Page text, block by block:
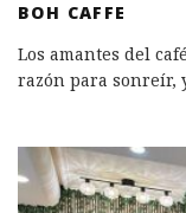
BOH CAFFE
Los amantes del
razón para sonreír,